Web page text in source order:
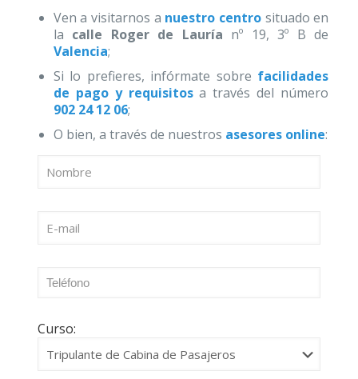
Ven a visitarnos a nuestro centrosituado en
la calle Roger de Lauría nº 19, 3º B de
Valencia;
Si lo prefieres, infórmate sobre facilidades
de pago y requisitosa través del número
902 24 12 06;
O bien, a través de nuestros asesores online:
Curso: